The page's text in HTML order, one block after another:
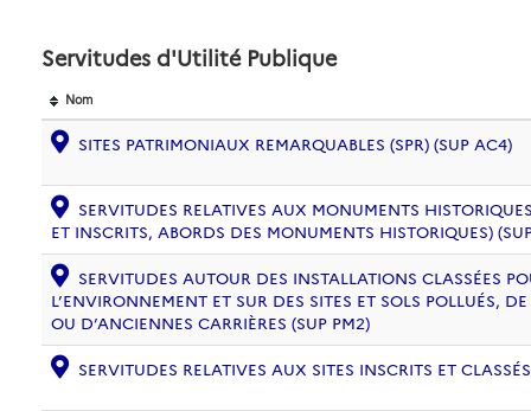
Servitudes d'Utilité Publique
Nom
SITES PATRIMONIAUX REMARQUABLES (SPR) (SUP AC4)
SERVITUDES RELATIVES AUX MONUMENTS
ET INSCRITS, ABORDS DES MONUMENTS HISTORIQUES)
SERVITUDES AUTOUR DES INSTALLATIONS CLASSÉES
L’ENVIRONNEMENT ET SUR DES SITES ET SOLS POLLUÉS,
OU D’ANCIENNES CARRIÈRES (SUP PM2)
SERVITUDES RELATIVES AUX SITES INSCRITS ET